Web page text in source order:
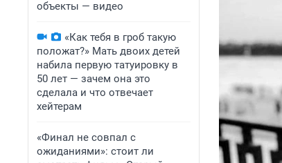
объекты — видео
«Как тебя в гроб такую
положат?» Мать двоих детей
набила первую татуировку в
50 лет — зачем она это
сделала и что отвечает
хейтерам
«Финал не совпал с
ожиданиями»: стоит ли